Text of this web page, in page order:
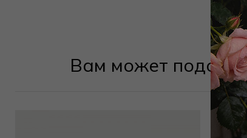
Вам может подойти